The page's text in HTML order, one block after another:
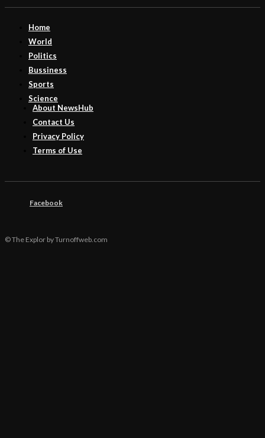
Home
World
Politics
Bussiness
Sports
Science
About NewsHub
Contact Us
Privacy Policy
Terms of Use
Facebook
© The Explor by Turnoffweb.com